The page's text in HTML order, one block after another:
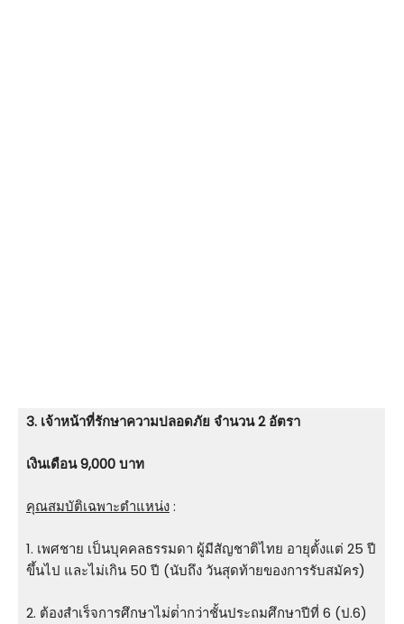
3. เจ้าหน้าที่รักษาความปลอดภัย จำนวน 2 อัตรา
เงินเดือน9,000 บาท
คุณสมบัติเฉพาะตำแหน่ง:
1. เพศชาย เป็นบุคคลธรรมดา ผู้มีสัญชาติไทย อายุตั้งแต่ 25 ปี
ขึ้นไป และไม่เกิน 50 ปี (นับถึง วันสุดท้ายของการรับสมัคร)
2. ต้องสําเร็จการศึกษาไม่ต่ํากว่าชั้นประถมศึกษาปีที่ 6 (ป.6)